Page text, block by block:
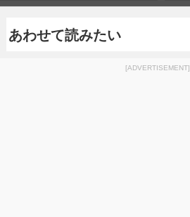
あわせて読みたい
[ADVERTISEMENT]